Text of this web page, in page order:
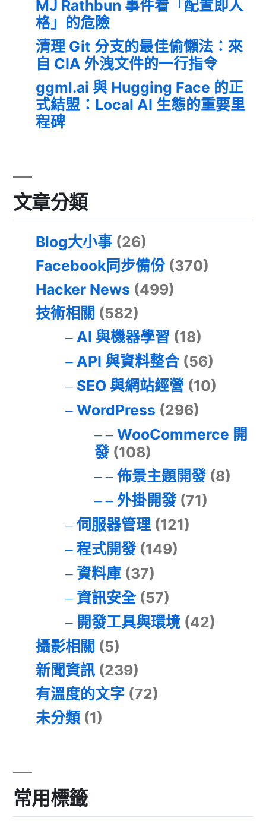
MJ Rathbun 事件看「配置即人
格」的危險
清理 Git 分支的最佳偷懶法：來
自 CIA 外洩文件的一行指令
ggml.ai 與 Hugging Face 的正
式結盟：Local AI 生態的重要里
程碑
文章分類
Blog大小事 (26)
Facebook同步備份 (370)
Hacker News (499)
技術相關 (582)
AI 與機器學習 (18)
API 與資料整合(56)
SEO 與網站經營 (10)
WordPress (296)
WooCommerce 開
發(108)
佈景主題開發(8)
外掛開發(71)
伺服器管理(121)
程式開發(149)
資料庫(37)
資訊安全(57)
開發工具與環境(42)
攝影相關 (5)
新聞資訊 (239)
有溫度的文字 (72)
未分類 (1)
常用標籤